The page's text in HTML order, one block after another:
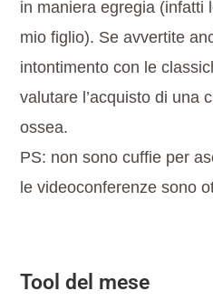
in maniera egregia (infatti
mio figlio). Se avvertite
intontimento con le
valutare l’acquisto di una
ossea.
PS: non sono cuffie per
le videoconferenze sono
Tool del mese